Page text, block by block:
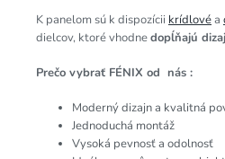
K panelom sú k dispozícii krídlovéa
dielcov, ktoré vhodnedopĺňajú
Prečo vybrať FÉNIX od nás :
Moderný dizajn a kvalitná
Jednoduchá montáž
Vysoká pevnosť a odolnosť